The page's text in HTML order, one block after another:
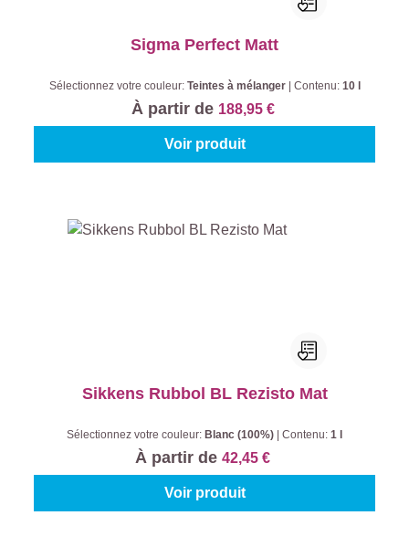
Sigma Perfect Matt
Sélectionnez votre couleur: Teintes à mélanger Contenu: 10 l
À partir de 188,95 €
Voir produit
Sikkens Rubbol BL Rezisto Mat
Sélectionnez votre couleur: Blanc (100%) Contenu: 1 l
À partir de 42,45 €
Voir produit